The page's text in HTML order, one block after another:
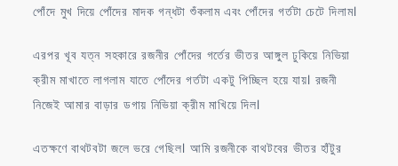
পোঁদে মুখ দিয়ে পোঁদের মাদক গন্ধটা শুঁকলাম এবং পোঁদের গর্তটা চেটে দিলাম।
এরপর খূব যত্ন সহকারে রজনীর পোঁদের গর্তের ভীতর আঙ্গুল ঢুকিয়ে নিভিয়া
ক্রীম মাখাতে লাগলাম যাতে পোঁদের গর্তটা একটু পিচ্ছিল হয়ে যায়। রজনী
নিজেই আমার বাড়ার ডগায় নিভিয়া ক্রীম মাখিয়ে দিল।
এতক্ষণে বাথটবটা জলে ভরে গেছিল। আমি রজনীকে বাথটবের ভীতর হাঁটুর